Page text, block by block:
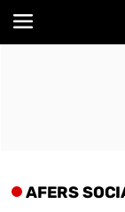
AFERS